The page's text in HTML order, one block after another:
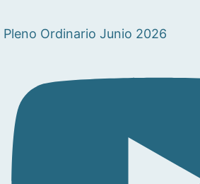
Pleno Ordinario Junio 2026